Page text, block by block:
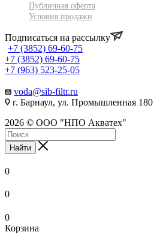
Публичная оферта
Условия продажи
Подписаться на рассылку
+7 (3852) 69-60-75
+7 (3852) 69-60-75
+7 (963) 523-25-05
voda@sib-filtr.ru
г. Барнаул, ул. Промышленная 180
2026 © ООО "НПО Акватех"
Найти
0
0
0
Корзина